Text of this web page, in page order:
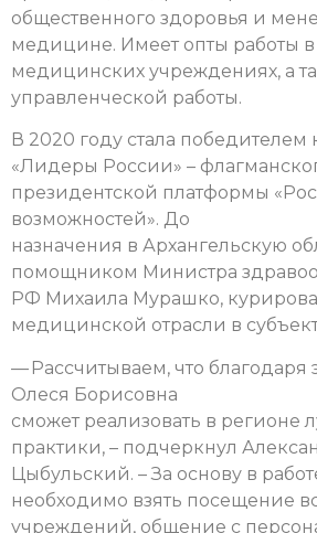
общественного здоровья и
медицине. Имеет опты работы в
медицинских учреждениях, а
управленческой работы.
В 2020 году стала победителем
«Лидеры России» –
президентской платформы
возможностей». До
назначения в Архангельскую
помощником Министра
РФ Михаила Мурашко,
медицинской отрасли в
— Рассчитываем, что благодаря
Олеся Борисовна
сможет реализовать в регионе
практики, – подчеркнул
Цыбульский. – За основу в
необходимо взять посещение
учреждений, общение с